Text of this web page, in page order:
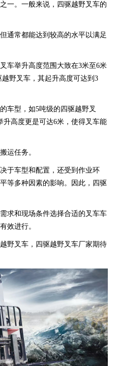
一。一般来说，四驱越野叉车的
通常都能达到较高的水平以满足
车举升高度范围大致在3米至6米
野叉车，其起升高度可达到3
车型，如5吨级的四驱越野叉
高度更是可达6米，使得叉车能
运任务。
于车型和配置，还受到作业环
等多种因素的影响。因此，四驱
求和现场条件选择合适的叉车车
效进行。
野叉车，四驱越野叉车厂家期待